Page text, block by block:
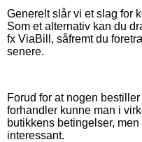
Generelt slår vi et slag for
Som et alternativ kan du
fx ViaBill, såfremt du
senere.
Forud for at nogen
forhandler kunne man i
butikkens betingelser,
interessant.